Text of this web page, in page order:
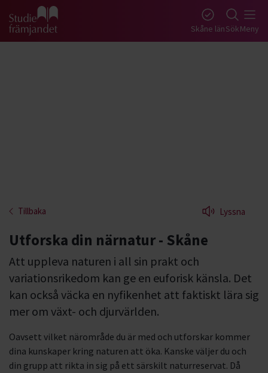
Gå till studiefrämjandets startsida Skåne länSökMeny
Tillbaka Lyssna
Utforska din närnatur - Skåne
Att uppleva naturen i all sin prakt och
variationsrikedom kan ge en euforisk känsla. Det
kan också väcka en nyfikenhet att faktiskt lära sig
mer om växt- och djurvärlden.
Oavsett vilket närområde du är med och utforskar kommer
dina kunskaper kring naturen att öka. Kanske väljer du och
din grupp att rikta in sig på ett särskilt naturreservat. Då